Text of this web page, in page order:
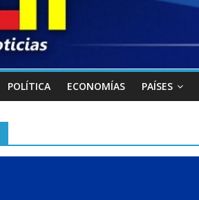
POLÍTICA ECONOMÍAS PAÍSES